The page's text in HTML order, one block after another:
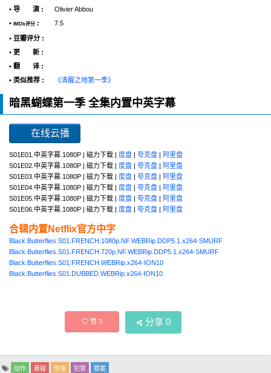
• 导 演 :
Olivier Abbou
•
IMDb评分 : 7.5
• 豆瓣评分 :
• 更 新 :
• 翻 译 :
• 类似推荐 :
《清醒之地第一季》
暗黑蝴蝶第一季 全集内置中英字幕
在线云播
S01E01.中英字幕.1080P | 磁力下载 | 度盘 | 夸克盘 | 阿里盘
S01E02.中英字幕.1080P | 磁力下载 | 度盘 | 夸克盘 | 阿里盘
S01E03.中英字幕.1080P | 磁力下载 | 度盘 | 夸克盘 | 阿里盘
S01E04.中英字幕.1080P | 磁力下载 | 度盘 | 夸克盘 | 阿里盘
S01E05.中英字幕.1080P | 磁力下载 | 度盘 | 夸克盘 | 阿里盘
S01E06.中英字幕.1080P | 磁力下载 | 度盘 | 夸克盘 | 阿里盘
合辑内置Netflix官方中字
Black.Butterflies.S01.FRENCH.1080p.NF.WEBRip.DDP5.1.x264-SMURF
Black.Butterflies.S01.FRENCH.720p.NF.WEBRip.DDP5.1.x264-SMURF
Black.Butterflies.S01.FRENCH.WEBRip.x264-ION10
Black.Butterflies.S01.DUBBED.WEBRip.x264-ION10
赞3 分享 0
动作 悬疑 惊悚 犯罪 罪案